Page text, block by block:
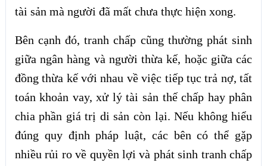
tài sản mà người đã mất chưa thực hiện xong.
Bên cạnh đó, tranh chấp cũng thường phát sinh
giữa ngân hàng và người thừa kế, hoặc giữa các
đồng thừa kế với nhau về việc tiếp tục trả nợ, tất
toán khoản vay, xử lý tài sản thế chấp hay phân
chia phần giá trị di sản còn lại. Nếu không hiểu
đúng quy định pháp luật, các bên có thể gặp
nhiều rủi ro về quyền lợi và phát sinh tranh chấp